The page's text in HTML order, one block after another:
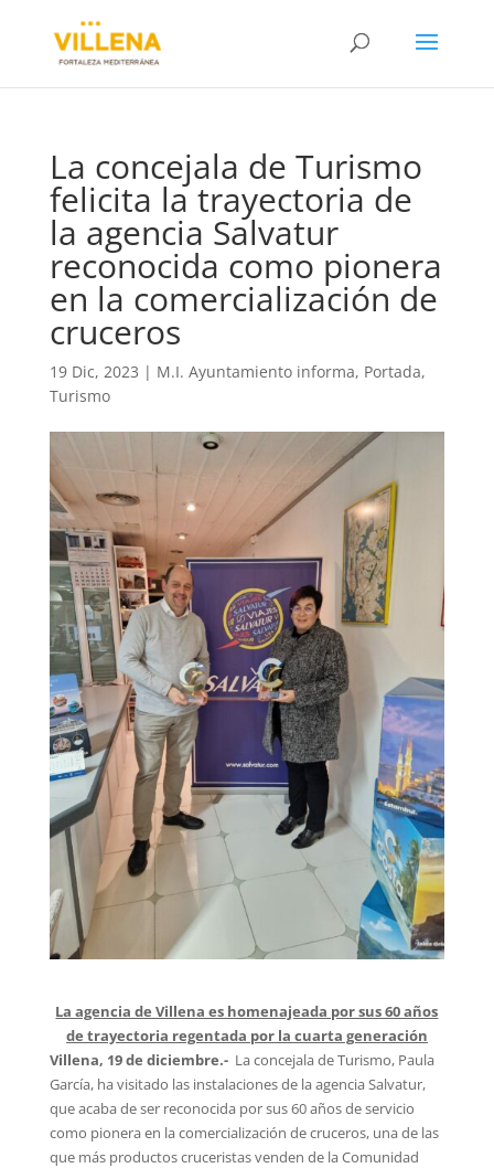
La concejala de Turismo
felicita la trayectoria de
la agencia Salvatur
reconocida como pionera
en la comercialización de
cruceros
19 Dic, 2023 | M.I. Ayuntamiento informa, Portada,
Turismo
La agencia de Villena es homenajeada por sus 60 años
de trayectoria regentada por la cuarta generación
Villena, 19 de diciembre.- La concejala de Turismo, Paula
García, ha visitado las instalaciones de la agencia Salvatur,
que acaba de ser reconocida por sus 60 años de servicio
como pionera en la comercialización de cruceros, una de las
que más productos cruceristas venden de la Comunidad